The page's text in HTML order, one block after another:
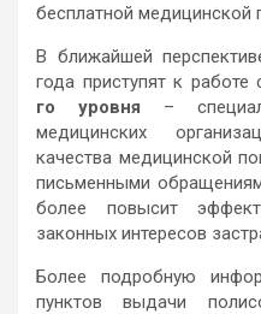
бесплатной
В ближайшей
года приступят к работе
го уровня –
медицинских
качества медицинской
письменными
более повысит
законных интересов
Более подробную
пунктов выдачи